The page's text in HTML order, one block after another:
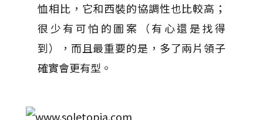
恤相比，它和西裝的協調性也比較高；
很少有可怕的圖案（有心還是找得
到），而且最重要的是，多了兩片領子
確實會更有型。